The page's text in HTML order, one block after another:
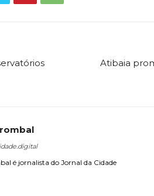
Atibaia
é jornalista do Jornal da Cidade